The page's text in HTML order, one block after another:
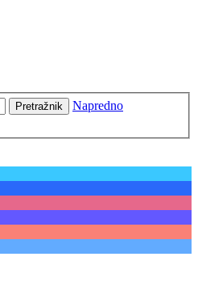
Pretražnik
Napredno